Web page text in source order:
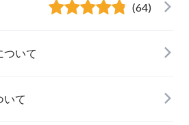
(64)
ついて
いて